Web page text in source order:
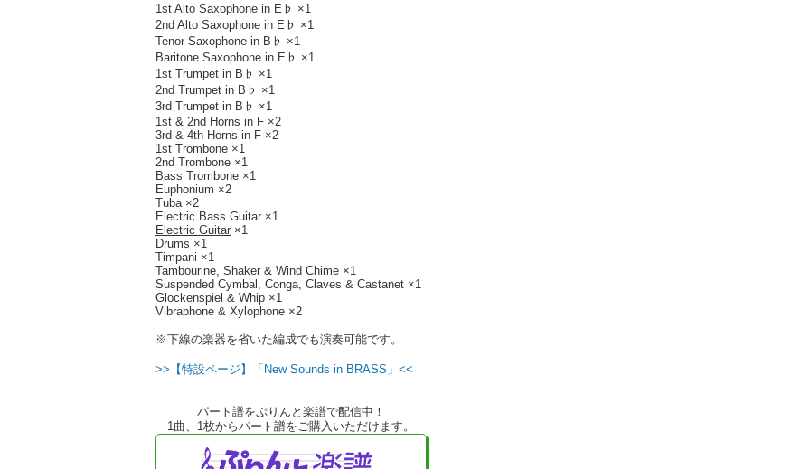
1st Alto Saxophone in E♭ ×1
2nd Alto Saxophone in E♭ ×1
Tenor Saxophone in B♭ ×1
Baritone Saxophone in E♭ ×1
1st Trumpet in B♭ ×1
2nd Trumpet in B♭ ×1
3rd Trumpet in B♭ ×1
1st & 2nd Horns in F ×2
3rd & 4th Horns in F ×2
1st Trombone ×1
2nd Trombone ×1
Bass Trombone ×1
Euphonium ×2
Tuba ×2
Electric Bass Guitar ×1
Electric Guitar ×1
Drums ×1
Timpani ×1
Tambourine, Shaker & Wind Chime ×1
Suspended Cymbal, Conga, Claves & Castanet ×1
Glockenspiel & Whip ×1
Vibraphone & Xylophone ×2
※下線の楽器を省いた編成でも演奏可能です。
>>【特設ページ】「New Sounds in BRASS」<<
パート譜をぷりんと楽譜で配信中！
1曲、1枚からパート譜をご購入いただけます。